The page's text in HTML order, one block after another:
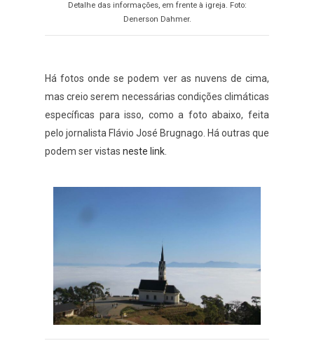
Detalhe das informações, em frente à igreja. Foto:
Denerson Dahmer.
Há fotos onde se podem ver as nuvens de cima,
mas creio serem necessárias condições climáticas
específicas para isso, como a foto abaixo, feita
pelo jornalista Flávio José Brugnago. Há outras que
podem ser vistas neste link